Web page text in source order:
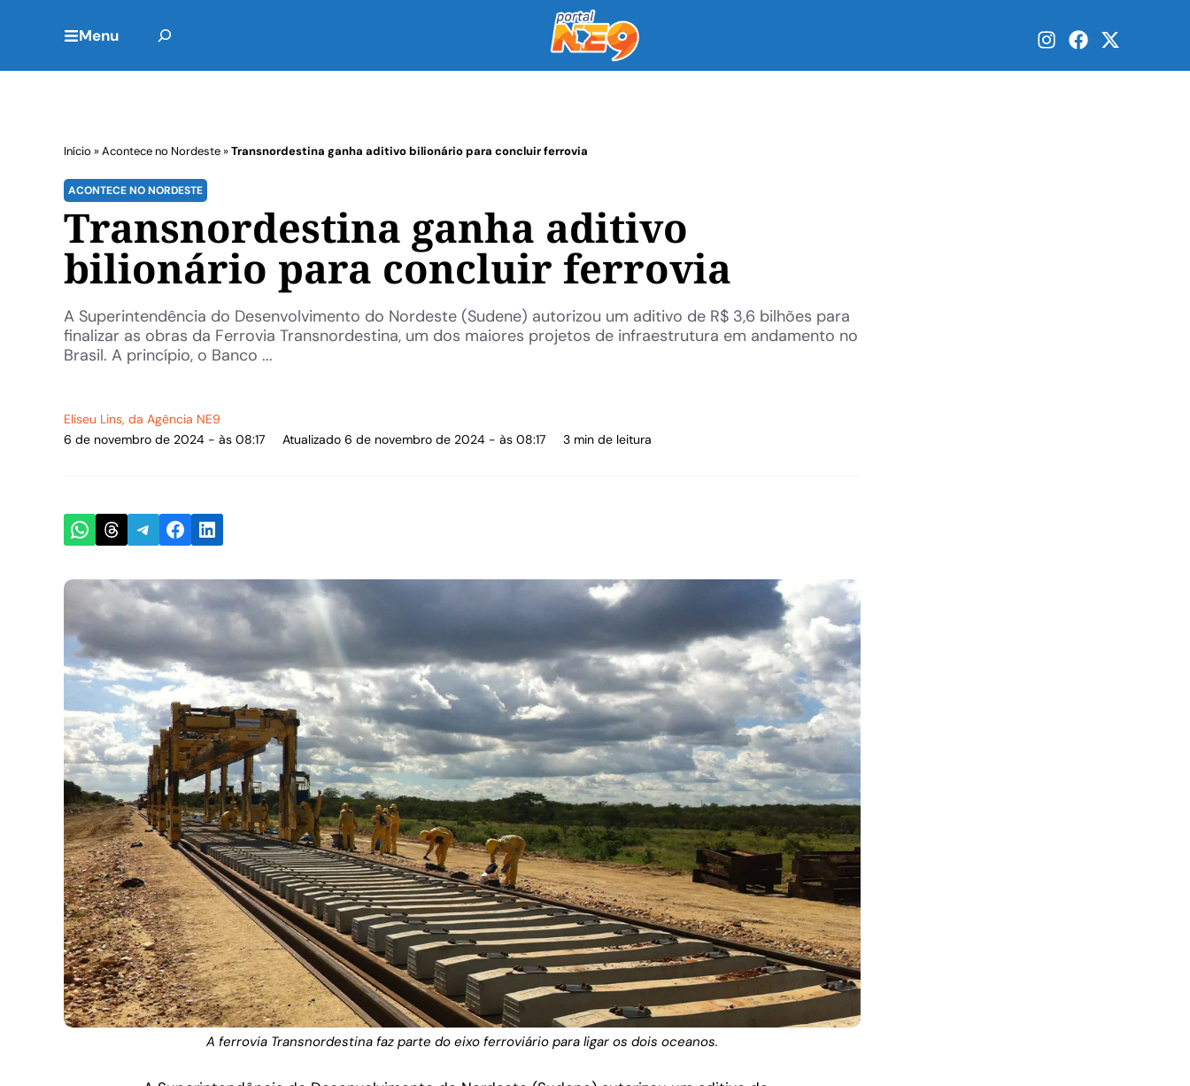
Menu
Início »Acontece no Nordeste»Transnordestina ganha aditivo bilionário para concluir ferrovia
ACONTECE NO NORDESTE
Transnordestina ganha aditivo
bilionário para concluir ferrovia
A Superintendência do Desenvolvimento do Nordeste (Sudene) autorizou um aditivo de R$ 3,6 bilhões para
finalizar as obras da Ferrovia Transnordestina, um dos maiores projetos de infraestrutura em andamento no
Brasil. A princípio, o Banco ...
Eliseu Lins, da Agência NE9
6 de novembro de 2024 - às 08:17
Atualizado 6 de novembro de 2024 - às 08:17 3 min de leitura
Share on WhatsApp
Share on Threads
Share on Telegram
Share on Facebook
Share on LinkedIn
A ferrovia Transnordestina faz parte do eixo ferroviário para ligar os dois oceanos.